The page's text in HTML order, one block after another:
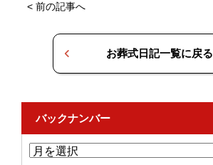
< 前の記事へ
お葬式日記一覧に戻る
バックナンバー